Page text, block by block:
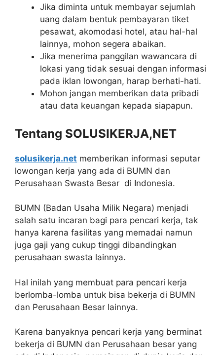
Jika diminta untuk membayar sejumlah
uang dalam bentuk pembayaran tiket
pesawat, akomodasi hotel, atau hal-hal
lainnya, mohon segera abaikan.
Jika menerima panggilan wawancara di
lokasi yang tidak sesuai dengan informasi
pada iklan lowongan, harap berhati-hati.
Mohon jangan memberikan data pribadi
atau data keuangan kepada siapapun.
Tentang SOLUSIKERJA,NET
solusikerja.net memberikan informasi seputar
lowongan kerja yang ada di BUMN dan
Perusahaan Swasta Besar di Indonesia.
BUMN (Badan Usaha Milik Negara) menjadi
salah satu incaran bagi para pencari kerja, tak
hanya karena fasilitas yang memadai namun
juga gaji yang cukup tinggi dibandingkan
perusahaan swasta lainnya.
Hal inilah yang membuat para pencari kerja
berlomba-lomba untuk bisa bekerja di BUMN
dan Perusahaan Besar lainnya.
Karena banyaknya pencari kerja yang berminat
bekerja di BUMN dan Perusahaan besar yang